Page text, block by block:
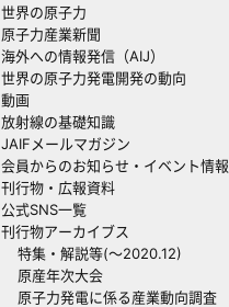
世界の原子力
原子力産業新聞
海外への情報発信（AIJ）
世界の原子力発電開発の動向
動画
放射線の基礎知識
JAIFメールマガジン
会員からのお知らせ・イベント情報
刊行物・広報資料
公式SNS一覧
刊行物アーカイブス
特集・解説等(～2020.12)
原産年次大会
原子力発電に係る産業動向調査